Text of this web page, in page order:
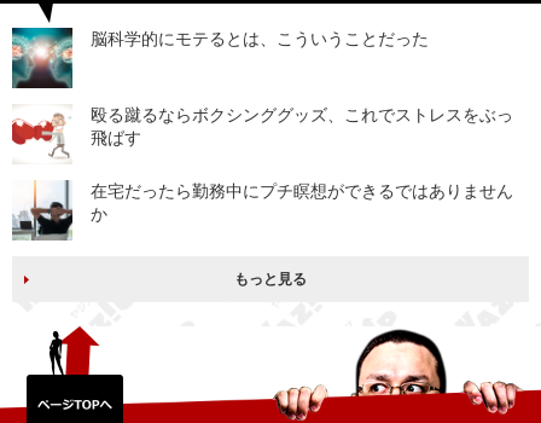
脳科学的にモテるとは、こういうことだった
殴る蹴るならボクシンググッズ、これでストレスをぶっ
飛ばす
在宅だったら勤務中にプチ瞑想ができるではありません
か
もっと見る